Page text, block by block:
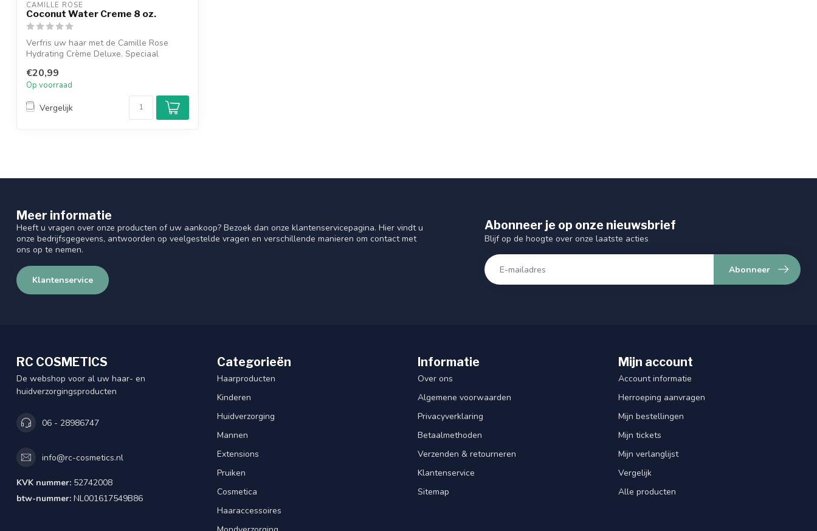
CAMILLE ROSE
Coconut Water Creme 8 oz.
Verfris uw haar met de Camille Rose
Hydrating Crème Deluxe. Speciaal
€20,99
Op voorraad
Vergelijk
Meer informatie
Heeft u vragen over onze producten of uw aankoop? Bezoek dan onze klantenservicepagina. Hier vindt u
onze bedrijfsgegevens, antwoorden op veelgestelde vragen en verschillende manieren om contact met
ons op te nemen.
Klantenservice
Abonneer je op onze nieuwsbrief
Blijf op de hoogte over onze laatste acties
Abonneer
RC COSMETICS
De webshop voor al uw haar- en
huidverzorgingsproducten
06 - 28986747
info@rc-cosmetics.nl
KVK nummer: 52742008
btw-nummer: NL001617549B86
Categorieën
Haarproducten
Kinderen
Huidverzorging
Mannen
Extensions
Pruiken
Cosmetica
Haaraccessoires
Informatie
Over ons
Algemene voorwaarden
Privacyverklaring
Betaalmethoden
Verzenden & retourneren
Klantenservice
Sitemap
Mijn account
Account informatie
Herroeping aanvragen
Mijn bestellingen
Mijn tickets
Mijn verlanglijst
Vergelijk
Alle producten